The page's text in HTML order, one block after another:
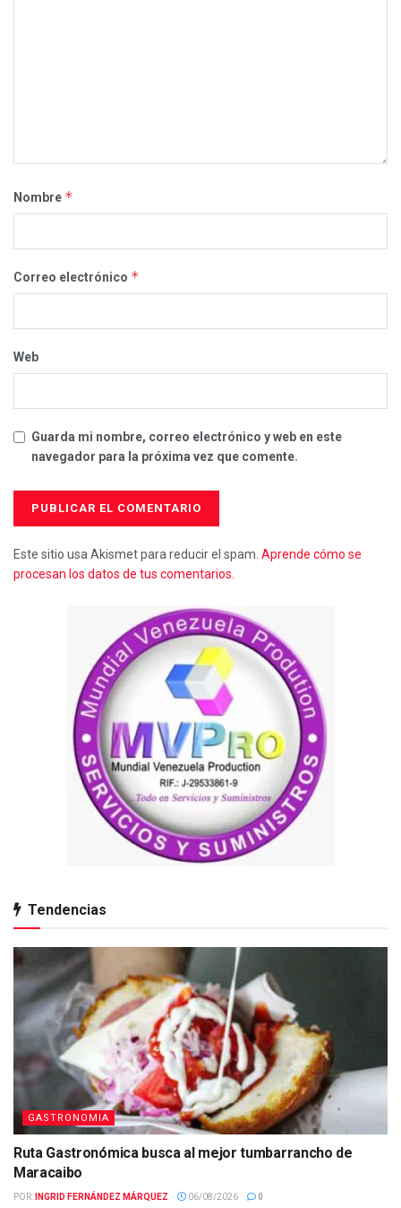
Nombre *
Correo electrónico *
Web
Guarda mi nombre, correo electrónico y web en este
navegador para la próxima vez que comente.
Este sitio usa Akismet para reducir el spam. Aprende cómo se
procesan los datos de tus comentarios.
Tendencias
GASTRONOMIA
Ruta Gastronómica busca al mejor tumbarrancho de
Maracaibo
POR: INGRID FERNÁNDEZ MÁRQUEZ 06/08/2026 0